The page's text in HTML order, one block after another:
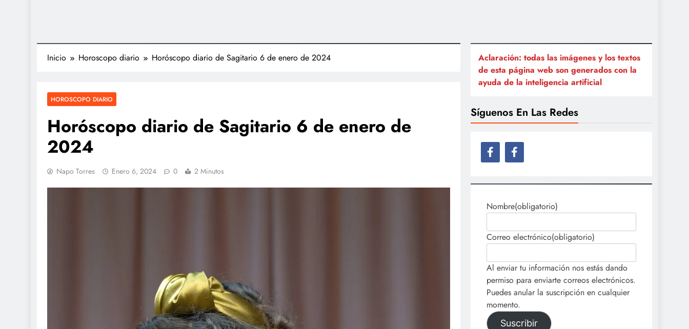
Inicio Horoscopo diario Horóscopo diario de Sagitario 6 de enero de 2024
HOROSCOPO DIARIO
Horóscopo diario de Sagitario 6 de enero de
2024
Napo Torres Enero 6, 2024 0 2 Minutos
Aclaración: todas las imágenes y los textos
de esta página web son generados con la
ayuda de la inteligencia artificial
Síguenos En Las Redes
Nombre(obligatorio)
Correo electrónico(obligatorio)
Al enviar tu información nos estás dando
permiso para enviarte correos electrónicos.
Puedes anular la suscripción en cualquier
momento.
Suscribir